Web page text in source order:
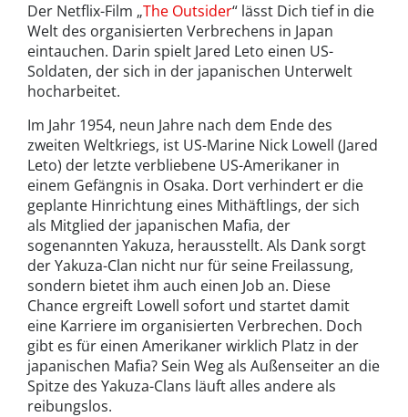
Der Netflix-Film „The Outsider“ lässt Dich tief in die
Welt des organisierten Verbrechens in Japan
eintauchen. Darin spielt Jared Leto einen US-
Soldaten, der sich in der japanischen Unterwelt
hocharbeitet.
Im Jahr 1954, neun Jahre nach dem Ende des
zweiten Weltkriegs, ist US-Marine Nick Lowell (Jared
Leto) der letzte verbliebene US-Amerikaner in
einem Gefängnis in Osaka. Dort verhindert er die
geplante Hinrichtung eines Mithäftlings, der sich
als Mitglied der japanischen Mafia, der
sogenannten Yakuza, herausstellt. Als Dank sorgt
der Yakuza-Clan nicht nur für seine Freilassung,
sondern bietet ihm auch einen Job an. Diese
Chance ergreift Lowell sofort und startet damit
eine Karriere im organisierten Verbrechen. Doch
gibt es für einen Amerikaner wirklich Platz in der
japanischen Mafia? Sein Weg als Außenseiter an die
Spitze des Yakuza-Clans läuft alles andere als
reibungslos.